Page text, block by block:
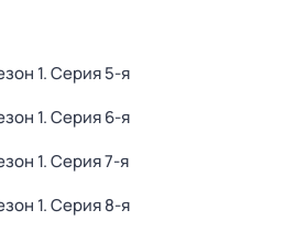
1. Серия 5-я
1. Серия 6-я
1. Серия 7-я
1. Серия 8-я